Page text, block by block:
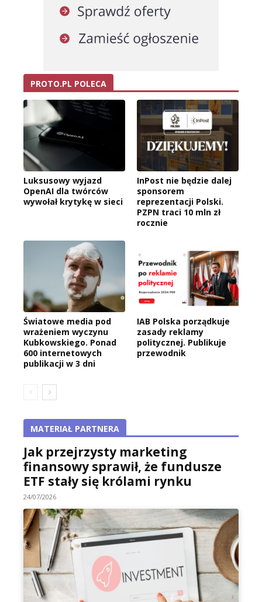
PROTO.PL POLECA
Luksusowy wyjazd
OpenAI dla twórców
wywołał krytykę w sieci
InPost nie będzie dalej
sponsorem
reprezentacji Polski.
PZPN traci 10 mln zł
rocznie
Światowe media pod
wrażeniem wyczynu
Kubkowskiego. Ponad
600 internetowych
publikacji w 3 dni
IAB Polska porządkuje
zasady reklamy
politycznej. Publikuje
przewodnik
MATERIAŁ PARTNERA
Jak przejrzysty marketing
finansowy sprawił, że fundusze
ETF stały się królami rynku
24/07/2026